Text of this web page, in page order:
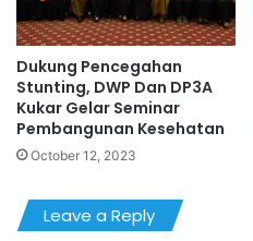
Dukung Pencegahan
Stunting, DWP Dan DP3A
Kukar Gelar Seminar
Pembangunan Kesehatan
October 12, 2023
Leave a Reply